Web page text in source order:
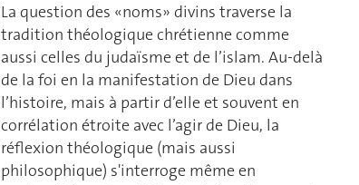
La question des «noms» divins traverse la
tradition théologique chrétienne comme
aussi celles du judaïsme et de l’islam. Au-delà
de la foi en la manifestation de Dieu dans
l’histoire, mais à partir d’elle et souvent en
corrélation étroite avec l’agir de Dieu, la
réflexion théologique (mais aussi
philosophique) s'interroge même en